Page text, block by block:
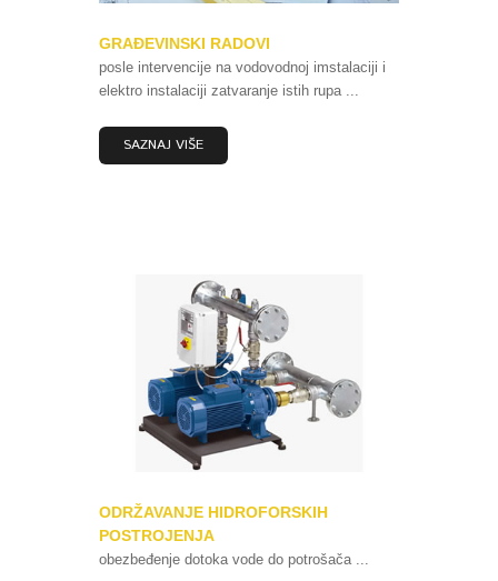
GRAĐEVINSKI RADOVI
posle intervencije na vodovodnoj imstalaciji i
elektro instalaciji zatvaranje istih rupa ...
SAZNAJ VIŠE
ODRŽAVANJE HIDROFORSKIH
POSTROJENJA
obezbeđenje dotoka vode do potrošača ...